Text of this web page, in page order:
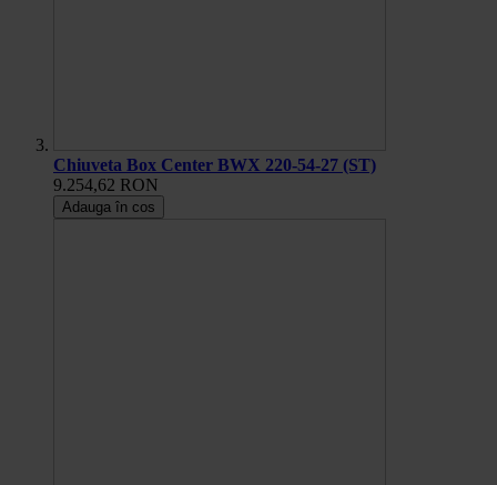
Chiuveta Box Center BWX 220-54-27 (ST)
9.254,62 RON
Adauga în cos